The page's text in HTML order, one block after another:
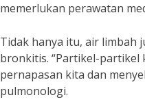
memerlukan perawatan
Tidak hanya itu, air limbah
bronkitis. “Partikel-partikel
pernapasan kita dan
pulmonologi.